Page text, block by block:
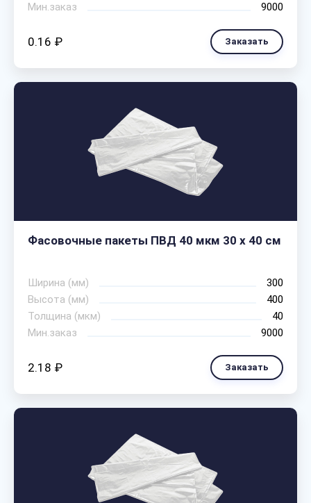
Мин.заказ
9000
0.16 ₽ Заказать
Фасовочные пакеты ПВД 40 мкм 30 х 40 см
Ширина (мм)
300
Высота (мм)
400
Толщина (мкм)
40
Мин.заказ
9000
2.18 ₽ Заказать